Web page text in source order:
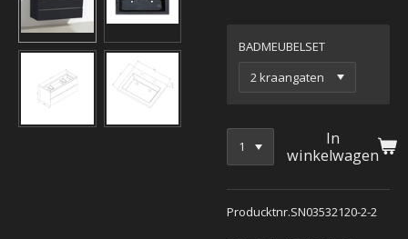
BADMEUBELSET
In
winkelwagen
Producktnr.SN03532120-2-2